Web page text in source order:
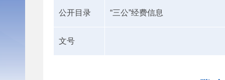
公开目录 “三公”经费信息
文号